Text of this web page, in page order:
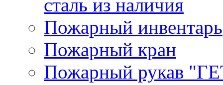
сталь из наличия
Пожарный инвентарь
Пожарный кран
Пожарный рукав